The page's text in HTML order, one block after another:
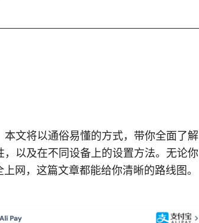
文将以通俗易懂的方式，带你全面了解
以及在不同设备上的设置方法。无论你
网，这篇文章都能给你清晰的路线图。